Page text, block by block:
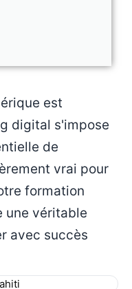
est
digital s'impose
de
vrai pour
formation
une véritable
avec succès